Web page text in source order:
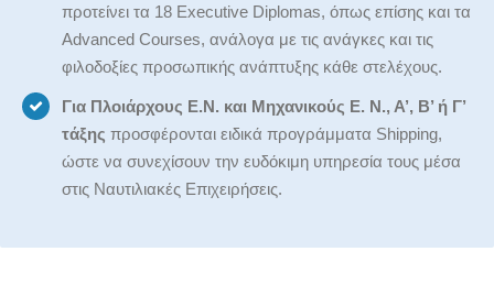
προτείνει τα 18 Executive Diplomas, όπως επίσης και τα
Advanced Courses, ανάλογα με τις ανάγκες και τις
φιλοδοξίες προσωπικής ανάπτυξης κάθε στελέχους.
Για Πλοιάρχους Ε.Ν. και Μηχανικούς Ε. Ν., Α’, Β’ ή Γ’
τάξης προσφέρονται ειδικά προγράμματα Shipping,
ώστε να συνεχίσουν την ευδόκιμη υπηρεσία τους μέσα
στις Ναυτιλιακές Επιχειρήσεις.